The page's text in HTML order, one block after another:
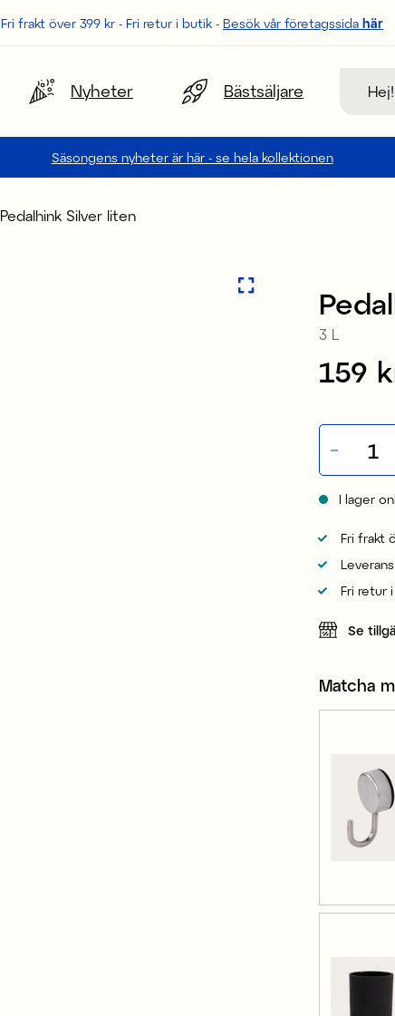
Fri frakt över 399 kr - Fri retur i butik - Besök vår företagssida här
Nyheter Bästsäljare
Säsongens nyheter är här - se hela kollektionen
Pedalhink Silver liten
3 L
Pris :
159
I lager
Fri frakt
Fri retur
Se
Matcha